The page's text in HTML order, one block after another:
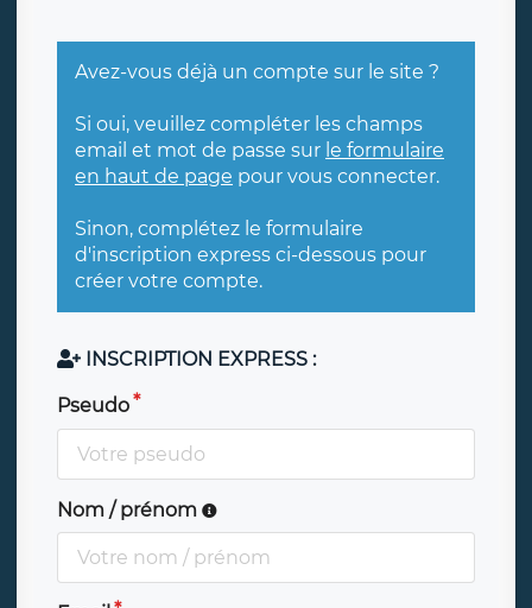
Avez-vous déjà un compte sur le site ?
Si oui, veuillez compléter les champs
email et mot de passe sur le formulaire
en haut de page pour vous connecter.
Sinon, complétez le formulaire
d'inscription express ci-dessous pour
créer votre compte.
INSCRIPTION EXPRESS :
Pseudo
Nom / prénom